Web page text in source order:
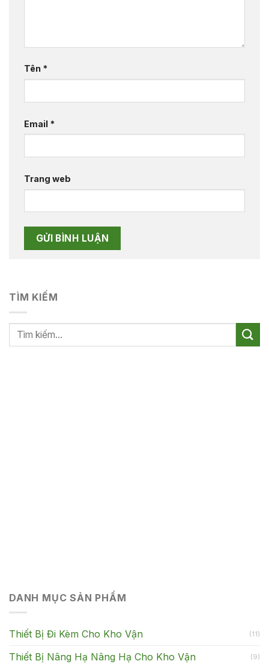
Tên *
Email *
Trang web
TÌM KIẾM
DANH MỤC SẢN PHẨM
Thiết Bị Đi Kèm Cho Kho Vận (11)
Thiết Bị Nâng Hạ Nâng Hạ Cho Kho Vận (9)